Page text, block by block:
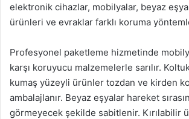
elektronik cihazlar, mobilyalar, beyaz
ürünleri ve evraklar farklı koruma
Profesyonel paketleme hizmetinde
karşı koruyucu malzemelerle sarılır.
kumaş yüzeyli ürünler tozdan ve kirden
ambalajlanır. Beyaz eşyalar hareket
görmeyecek şekilde sabitlenir. Kırılabilir